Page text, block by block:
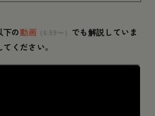
下の動画 （6:59〜） でも解説していま
ください。